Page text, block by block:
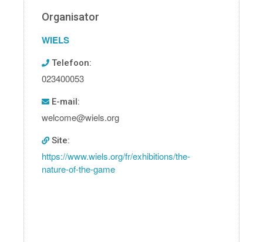
Organisator
WIELS
Telefoon:
023400053
E-mail:
welcome@wiels.org
Site:
https://www.wiels.org/fr/exhibitions/the-
nature-of-the-game